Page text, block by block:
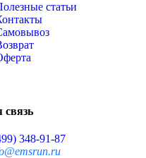
статьи
связь
348-91-87